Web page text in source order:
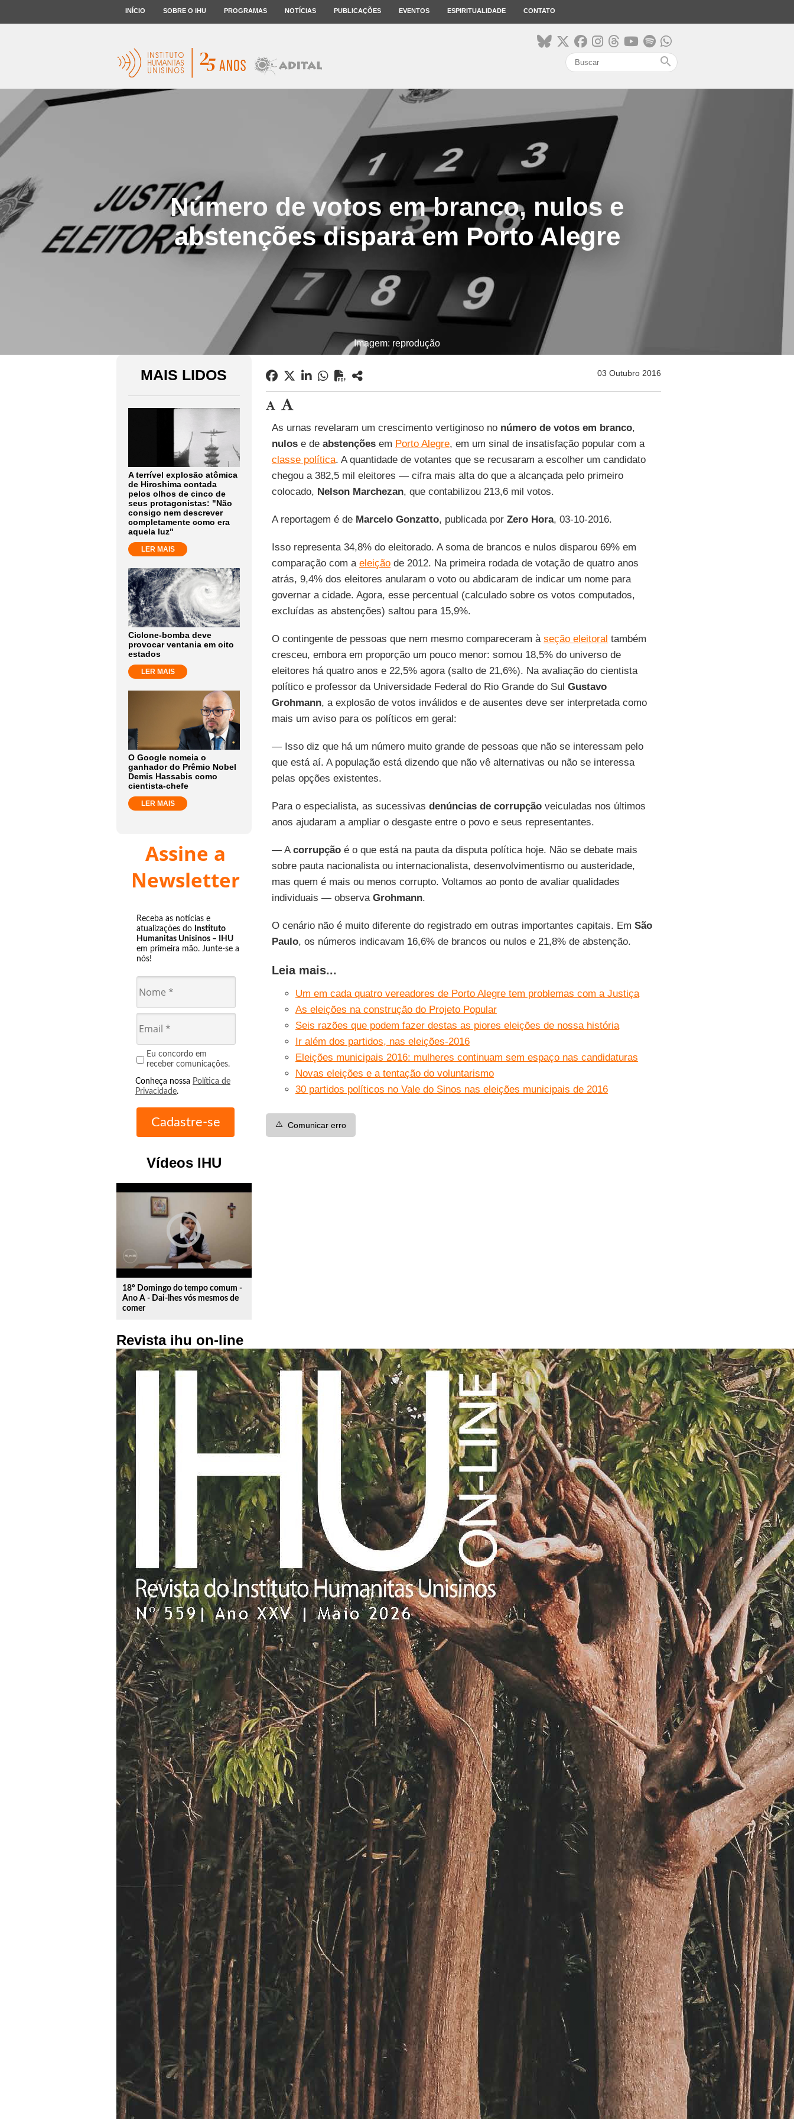
INÍCIO SOBRE O IHU PROGRAMAS NOTÍCIAS PUBLICAÇÕES EVENTOS ESPIRITUALIDADE CONTATO
search
Número de votos em branco, nulos e
abstenções dispara em Porto Alegre
Imagem: reprodução
MAIS LIDOS
A terrível explosão atômica
de Hiroshima contada
pelos olhos de cinco de
seus protagonistas: "Não
consigo nem descrever
completamente como era
aquela luz"
LER MAIS
Ciclone-bomba deve
provocar ventania em oito
estados
LER MAIS
O Google nomeia o
ganhador do Prêmio Nobel
Demis Hassabis como
cientista-chefe
LER MAIS
Assine a
Newsletter
Receba as notícias e
atualizações do Instituto
Humanitas Unisinos – IHU
em primeira mão. Junte-se a
nós!
Eu concordo em
receber comunicações.
Conheça nossa Política de
Privacidade.
Vídeos IHU
play_circle_outline
18º Domingo do tempo comum -
Ano A - Dai-lhes vós mesmos de
comer
Revista ihu on-line
03 Outubro 2016
As urnas revelaram um crescimento vertiginoso no número de votos em branco,
nulose de abstençõesem Porto Alegre, em um sinal de insatisfação popular com a
classe política. A quantidade de votantes que se recusaram a escolher um candidato
chegou a 382,5 mil eleitores — cifra mais alta do que a alcançada pelo primeiro
colocado, Nelson Marchezan, que contabilizou 213,6 mil votos.
A reportagem é deMarcelo Gonzatto, publicada por Zero Hora, 03-10-2016.
Isso representa 34,8% do eleitorado. A soma de brancos e nulos disparou 69% em
comparação com a eleiçãode 2012. Na primeira rodada de votação de quatro anos
atrás, 9,4% dos eleitores anularam o voto ou abdicaram de indicar um nome para
governar a cidade. Agora, esse percentual (calculado sobre os votos computados,
excluídas as abstenções) saltou para 15,9%.
O contingente de pessoas que nem mesmo compareceram à seção eleitoral também
cresceu, embora em proporção um pouco menor: somou 18,5% do universo de
eleitores há quatro anos e 22,5% agora (salto de 21,6%). Na avaliação do cientista
político e professor da Universidade Federal do Rio Grande do Sul Gustavo
Grohmann, a explosão de votos inválidos e de ausentes deve ser interpretada como
mais um aviso para os políticos em geral:
— Isso diz que há um número muito grande de pessoas que não se interessam pelo
que está aí. A população está dizendo que não vê alternativas ou não se interessa
pelas opções existentes.
Para o especialista, as sucessivas denúncias de corrupçãoveiculadas nos últimos
anos ajudaram a ampliar o desgaste entre o povo e seus representantes.
— Acorrupçãoé o que está na pauta da disputa política hoje. Não se debate mais
sobre pauta nacionalista ou internacionalista, desenvolvimentismo ou austeridade,
mas quem é mais ou menos corrupto. Voltamos ao ponto de avaliar qualidades
individuais — observa Grohmann.
O cenário não é muito diferente do registrado em outras importantes capitais. Em São
Paulo, os números indicavam 16,6% de brancos ou nulos e 21,8% de abstenção.
Leia mais...
Um em cada quatro vereadores de Porto Alegre tem problemas com a Justiça
As eleições na construção do Projeto Popular
Seis razões que podem fazer destas as piores eleições de nossa história
Ir além dos partidos, nas eleições-2016
Eleições municipais 2016: mulheres continuam sem espaço nas candidaturas
Novas eleições e a tentação do voluntarismo
30 partidos políticos no Vale do Sinos nas eleições municipais de 2016
⚠️ Comunicar erro